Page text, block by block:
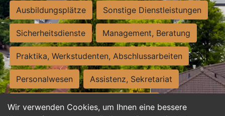
Wir verwenden Cookies, um Ihnen eine bessere
Ausbildungsplätze Sonstige Dienstleistungen
Sicherheitsdienste Management, Beratung
Praktika, Werkstudenten, Abschlussarbeiten
Personalwesen Assistenz, Sekretariat
Hilfskräfte, Aushilfs- und Nebenjobs